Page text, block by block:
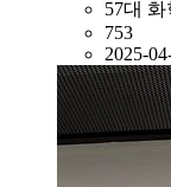
57대
753
2025-